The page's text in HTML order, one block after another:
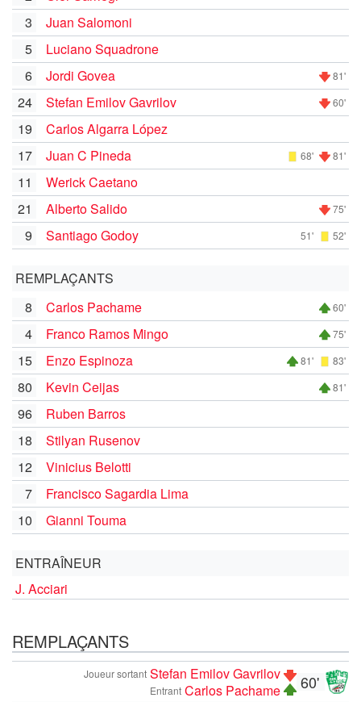
3
Juan Salomoni
5
Luciano Squadrone
6
Jordi Govea 81'
24 Stefan Emilov Gavrilov 60'
19
Carlos Algarra López
17
Juan C Pineda 68' 81'
11
Werick Caetano
21
Alberto Salido 75'
9 Santiago Godoy 51' 52'
REMPLAÇANTS
8
Carlos Pachame 60'
4 Franco Ramos Mingo 75'
15 Enzo Espinoza 81' 83'
80 Kevin Ceijas 81'
96
Ruben Barros
18
Stilyan Rusenov
12
Vinicius Belotti
7
Francisco Sagardia Lima
10
Gianni Touma
ENTRAÎNEUR
J. Acciari
REMPLAÇANTS
60'
Joueur sortant Stefan Emilov Gavrilov
Entrant Carlos Pachame